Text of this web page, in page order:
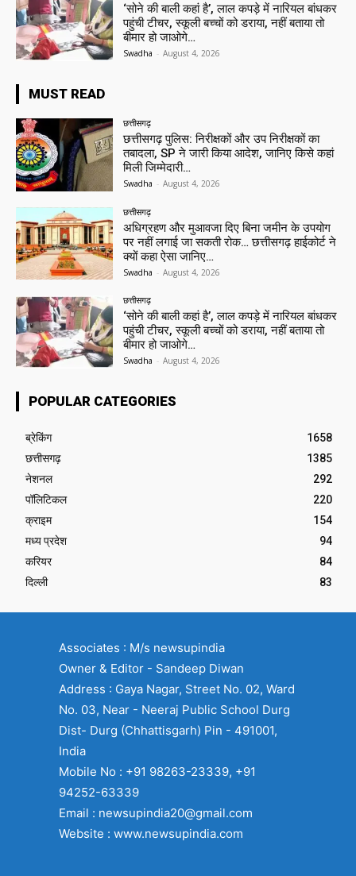
‘सोने की बाली कहां है’, लाल कपड़े में नारियल बांधकर
पहुंची टीचर, स्कूली बच्चों को डराया, नहीं बताया तो
बीमार हो जाओगे…
Swadha - August 4, 2026
MUST READ
छत्तीसगढ़
छत्तीसगढ़ पुलिस: निरीक्षकों और उप निरीक्षकों का
तबादला, SP ने जारी किया आदेश, जानिए किसे कहां
मिली जिम्मेदारी…
Swadha - August 4, 2026
छत्तीसगढ़
अधिग्रहण और मुआवजा दिए बिना जमीन के उपयोग
पर नहीं लगाई जा सकती रोक… छत्तीसगढ़ हाईकोर्ट ने
क्यों कहा ऐसा जानिए…
Swadha - August 4, 2026
छत्तीसगढ़
‘सोने की बाली कहां है’, लाल कपड़े में नारियल बांधकर
पहुंची टीचर, स्कूली बच्चों को डराया, नहीं बताया तो
बीमार हो जाओगे…
Swadha - August 4, 2026
POPULAR CATEGORIES
ब्रेकिंग
1658
छत्तीसगढ़
1385
नेशनल
292
पॉलिटिकल
220
क्राइम
154
मध्य प्रदेश
94
करियर
84
दिल्ली
83
Associates : M/s newsupindia
Owner & Editor - Sandeep Diwan
Address : Gaya Nagar, Street No. 02, Ward
No. 03, Near - Neeraj Public School Durg
Dist- Durg (Chhattisgarh) Pin - 491001,
India
Mobile No : +91 98263-23339, +91
94252-63339
Email : newsupindia20@gmail.com
Website : www.newsupindia.com